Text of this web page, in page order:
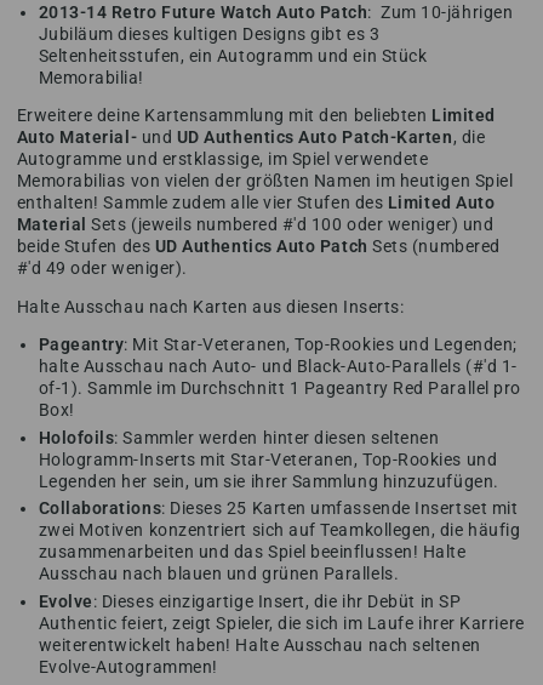
2013-14 Retro Future Watch Auto Patch: Zum 10-jährigen
Jubiläum dieses kultigen Designs gibt es 3
Seltenheitsstufen, ein Autogramm und ein Stück
Memorabilia!
Erweitere deine Kartensammlung mit den beliebten Limited
Auto Material- und UD Authentics Auto Patch-Karten, die
Autogramme und erstklassige, im Spiel verwendete
Memorabilias von vielen der größten Namen im heutigen Spiel
enthalten! Sammle zudem alle vier Stufen des Limited Auto
Material Sets (jeweils numbered #'d 100 oder weniger) und
beide Stufen des UD Authentics Auto Patch Sets (numbered
#'d 49 oder weniger).
Halte Ausschau nach Karten aus diesen Inserts:
Pageantry: Mit Star-Veteranen, Top-Rookies und Legenden;
halte Ausschau nach Auto- und Black-Auto-Parallels (#'d 1-
of-1). Sammle im Durchschnitt 1 Pageantry Red Parallel pro
Box!
Holofoils: Sammler werden hinter diesen seltenen
Hologramm-Inserts mit Star-Veteranen, Top-Rookies und
Legenden her sein, um sie ihrer Sammlung hinzuzufügen.
Collaborations: Dieses 25 Karten umfassende Insertset mit
zwei Motiven konzentriert sich auf Teamkollegen, die häufig
zusammenarbeiten und das Spiel beeinflussen! Halte
Ausschau nach blauen und grünen Parallels.
Evolve: Dieses einzigartige Insert, die ihr Debüt in SP
Authentic feiert, zeigt Spieler, die sich im Laufe ihrer Karriere
weiterentwickelt haben! Halte Ausschau nach seltenen
Evolve-Autogrammen!